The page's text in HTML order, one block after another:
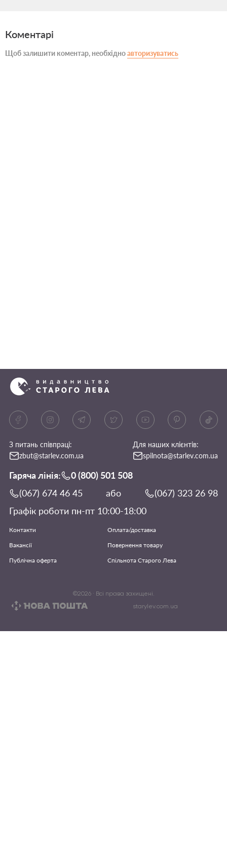
Коментарі
Щоб залишити коментар, необхідноавторизуватись
З питань співпраці:
zbut@starlev.com.ua
Для наших клієнтів:
spilnota@starlev.com.ua
Гаряча лінія:
0 (800) 501 508
(067) 674 46 45
або
(067) 323 26 98
Графік роботи пн-пт 10:00-18:00
Контакти
Оплата/доставка
Вакансії
Повернення товару
Публічна оферта
Спільнота Старого Лева
©2026· Всі права захищені.
starylev.com.ua